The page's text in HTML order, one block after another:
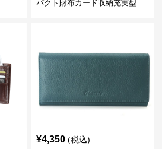
パクト財布カード収納充実型
¥4,350 (税込)